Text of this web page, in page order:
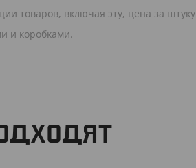
товаров, включая эту, цена за
и коробками.